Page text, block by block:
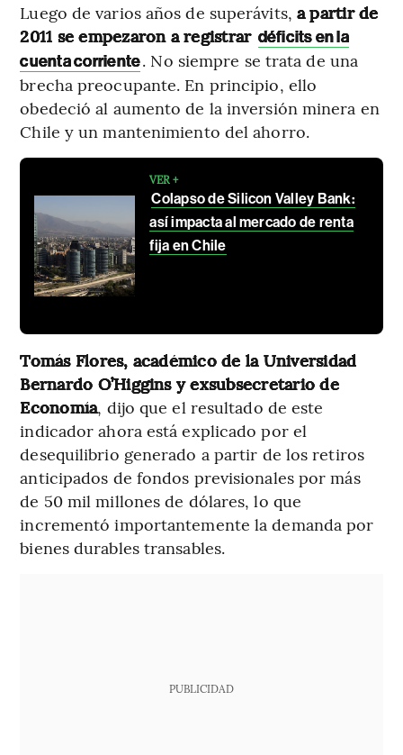
Luego de varios años de superávits, a partir de
2011 se empezaron a registrar déficits en la
cuenta corriente. No siempre se trata de una
brecha preocupante. En principio, ello
obedeció al aumento de la inversión minera en
Chile y un mantenimiento del ahorro.
VER +
Colapso de Silicon Valley Bank:
así impacta al mercado de renta
fija en Chile
Tomás Flores, académico de la Universidad
Bernardo O’Higgins y exsubsecretario de
Economía, dijo que el resultado de este
indicador ahora está explicado por el
desequilibrio generado a partir de los retiros
anticipados de fondos previsionales por más
de 50 mil millones de dólares, lo que
incrementó importantemente la demanda por
bienes durables transables.
PUBLICIDAD